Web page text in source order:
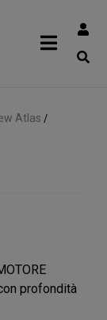
Atlas /
profondità